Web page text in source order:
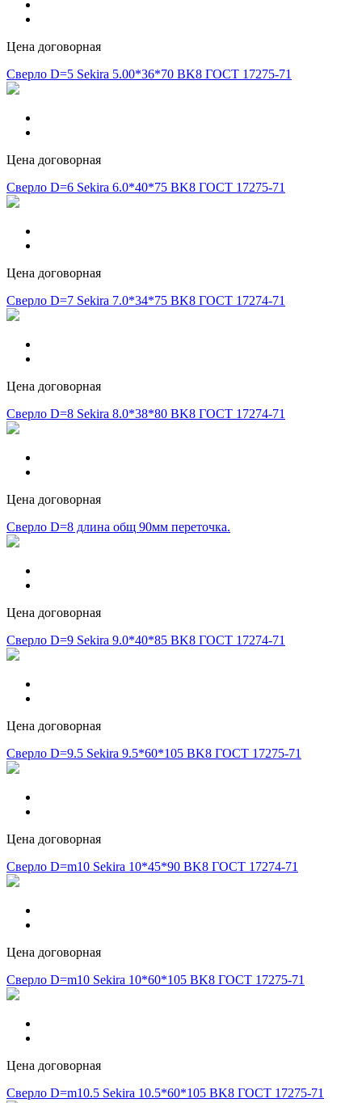
Цена договорная
Сверло D=5 Sekira 5.00*36*70 BK8 ГОСТ 17275-71
Цена договорная
Сверло D=6 Sekira 6.0*40*75 BK8 ГОСТ 17275-71
Цена договорная
Сверло D=7 Sekira 7.0*34*75 BK8 ГОСТ 17274-71
Цена договорная
Сверло D=8 Sekira 8.0*38*80 BK8 ГОСТ 17274-71
Цена договорная
Сверло D=8 длина общ 90мм переточка.
Цена договорная
Сверло D=9 Sekira 9.0*40*85 BK8 ГОСТ 17274-71
Цена договорная
Сверло D=9.5 Sekira 9.5*60*105 BK8 ГОСТ 17275-71
Цена договорная
Сверло D=m10 Sekira 10*45*90 BK8 ГОСТ 17274-71
Цена договорная
Сверло D=m10 Sekira 10*60*105 BK8 ГОСТ 17275-71
Цена договорная
Сверло D=m10.5 Sekira 10.5*60*105 BK8 ГОСТ 17275-71